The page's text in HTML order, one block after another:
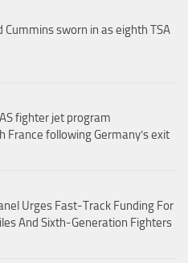
Cummins sworn in as eighth TSA
fighter jet program
France following Germany’s exit
Urges Fast-Track Funding For
And Sixth-Generation Fighters